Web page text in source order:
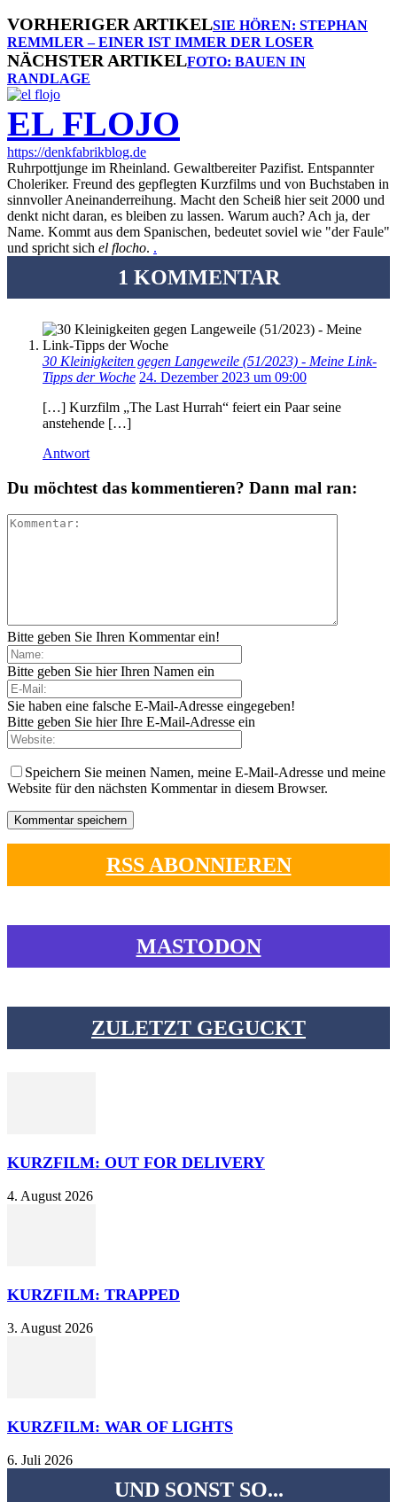
VORHERIGER ARTIKELSIE HÖREN: STEPHAN
REMMLER – EINER IST IMMER DER LOSER
NÄCHSTER ARTIKELFOTO: BAUEN IN
RANDLAGE
EL FLOJO
https://denkfabrikblog.de
Ruhrpottjunge im Rheinland. Gewaltbereiter Pazifist. Entspannter
Choleriker. Freund des gepflegten Kurzfilms und von Buchstaben in
sinnvoller Aneinanderreihung. Macht den Scheiß hier seit 2000 und
denkt nicht daran, es bleiben zu lassen. Warum auch? Ach ja, der
Name. Kommt aus dem Spanischen, bedeutet soviel wie "der Faule"
und spricht sich el flocho. .
1 KOMMENTAR
30 Kleinigkeiten gegen Langeweile (51/2023) - Meine Link-
Tipps der Woche 24. Dezember 2023 um 09:00
[…] Kurzfilm „The Last Hurrah“ feiert ein Paar seine
anstehende […]
Antwort
Du möchtest das kommentieren? Dann mal ran:
Bitte geben Sie Ihren Kommentar ein!
Bitte geben Sie hier Ihren Namen ein
Sie haben eine falsche E-Mail-Adresse eingegeben!
Bitte geben Sie hier Ihre E-Mail-Adresse ein
Speichern Sie meinen Namen, meine E-Mail-Adresse und meine
Website für den nächsten Kommentar in diesem Browser.
RSS ABONNIEREN
MASTODON
ZULETZT GEGUCKT
KURZFILM: OUT FOR DELIVERY
4. August 2026
KURZFILM: TRAPPED
3. August 2026
KURZFILM: WAR OF LIGHTS
6. Juli 2026
UND SONST SO...